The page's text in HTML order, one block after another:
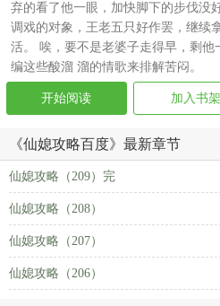
弃的看了他一眼，加快脚下的步伐没
调戏的对象，王老五只好作罢，继续
活。 唉，要不是老婆子走得早，剩
编这些酸溜 溜的情歌来排解苦闷。
开始阅读 加入书架
《仙媳攻略百度》最新章节
仙媳攻略（209）完
仙媳攻略（208）
仙媳攻略（207）
仙媳攻略（206）